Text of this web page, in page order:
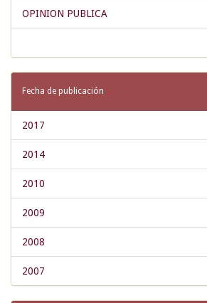
OPINION PUBLICA
Fecha de publicación
2017
2014
2010
2009
2008
2007